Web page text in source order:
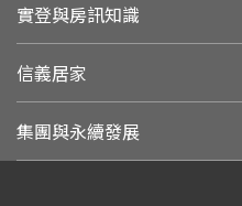
實登與房訊知識
信義居家
集團與永續發展